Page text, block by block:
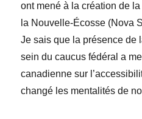
ont mené à la création de
la Nouvelle-Écosse (Nova
Je sais que la présence de
sein du caucus fédéral a
canadienne sur
changé les mentalités de